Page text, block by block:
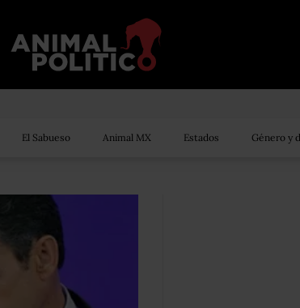
El Sabueso Animal MX Estados Género y